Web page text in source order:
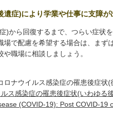
遺症)により学業や仕事に支障
)から回復するまで、つらい症状
場で配慮を希望する場合は、ま
職場に相談しましょう。
ナウイルス感染症の罹患後症状(
ス感染症の罹患後症状(いわゆる
(COVID-19): Post COVID-19